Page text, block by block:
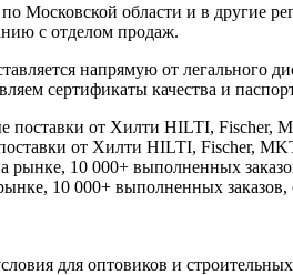
по Московской области и в другие
с отделом продаж.
напрямую от легального
сертификаты качества и
от Хилти HILTI, Fischer,
10 000+ выполненных
для оптовиков и